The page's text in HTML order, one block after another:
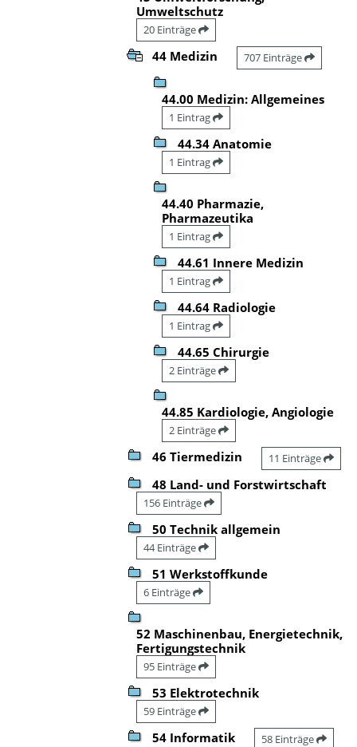
Umweltschutz
20 Einträge
44 Medizin 707 Einträge
44.00 Medizin: Allgemeines
1 Eintrag
44.34 Anatomie
1 Eintrag
44.40 Pharmazie,
Pharmazeutika
1 Eintrag
44.61 Innere Medizin
1 Eintrag
44.64 Radiologie
1 Eintrag
44.65 Chirurgie
2 Einträge
44.85 Kardiologie, Angiologie
2 Einträge
46 Tiermedizin 11 Einträge
48 Land- und Forstwirtschaft
156 Einträge
50 Technik allgemein
44 Einträge
51 Werkstoffkunde
6 Einträge
52 Maschinenbau, Energietechnik,
Fertigungstechnik
95 Einträge
53 Elektrotechnik
59 Einträge
54 Informatik 58 Einträge